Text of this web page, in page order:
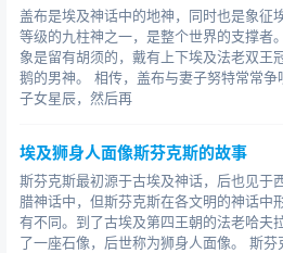
盖布是埃及神话中的地神，同时也是象征
等级的九柱神之一，是整个世界的支撑者
象是留有胡须的，戴有上下埃及法老双王
鹅的男神。 相传，盖布与妻子努特常常
子女星辰，然后再
埃及狮身人面像斯芬克斯的故事
斯芬克斯最初源于古埃及神话，后也见于
腊神话中，但斯芬克斯在各文明的神话中
有不同。到了古埃及第四王朝的法老哈夫
了一座石像，后世称为狮身人面像。 斯